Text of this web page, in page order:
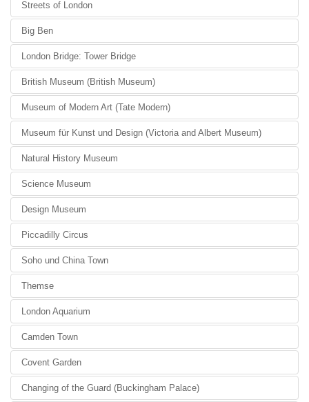
Streets of London
Big Ben
London Bridge: Tower Bridge
British Museum (British Museum)
Museum of Modern Art (Tate Modern)
Museum für Kunst und Design (Victoria and Albert Museum)
Natural History Museum
Science Museum
Design Museum
Piccadilly Circus
Soho und China Town
Themse
London Aquarium
Camden Town
Covent Garden
Changing of the Guard (Buckingham Palace)